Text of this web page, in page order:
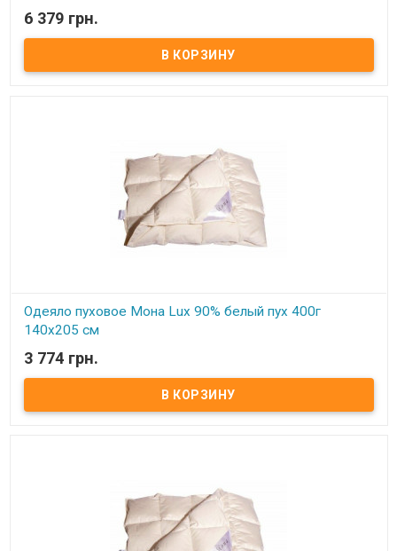
В наличии
Одеяло пуховое Мона Lux 90% белый пух Размер: 140х205 см
Цвет: белый, кремовый Наполнитель: 90% натуральный белый
гусиный пух, 10% мелкого пера. Чехол: тик-батист, 100% хлопок
6 379 грн.
Одеяло пуховое Мона Lux 90% белый пух 400г
140х205 см
В наличии
Одеяло пуховое Мона Lux 90% белый пух Размер: 140х205 см
Цвет: белый, кремовый Наполнитель: 90% натуральный белый
гусиный пух, 10% мелкого пера. Чехол: тик-батист, 100% хлопок
3 774 грн.